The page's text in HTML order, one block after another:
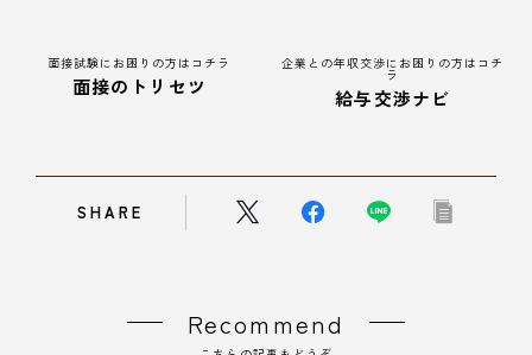
面接試験にお困りの方はコチラ
面接のトリセツ
企業との年収交渉にお困りの方はコチ
ラ
給与交渉ナビ
SHARE
Recommend